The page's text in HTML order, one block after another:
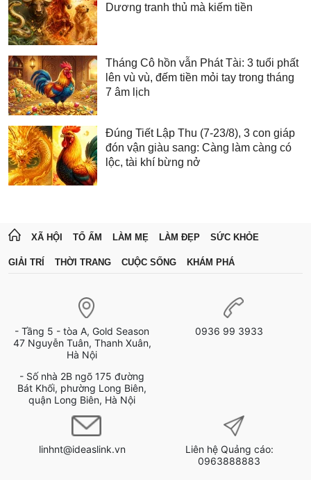
Dương tranh thủ mà kiếm tiền
Tháng Cô hồn vẫn Phát Tài: 3 tuổi phất
lên vù vù, đếm tiền mỏi tay trong tháng
7 âm lịch
Đúng Tiết Lập Thu (7-23/8), 3 con giáp
đón vận giàu sang: Càng làm càng có
lộc, tài khí bừng nở
XÃ HỘI TỔ ẤM LÀM MẸ LÀM ĐẸP SỨC KHỎE
GIẢI TRÍ THỜI TRANG CUỘC SỐNG KHÁM PHÁ
- Tầng 5 - tòa A, Gold Season
47 Nguyễn Tuân, Thanh Xuân,
Hà Nội
- Số nhà 2B ngõ 175 đường
Bát Khối, phường Long Biên,
quận Long Biên, Hà Nội
0936 99 3933
linhnt@ideaslink.vn
Liên hệ Quảng cáo:
0963888883